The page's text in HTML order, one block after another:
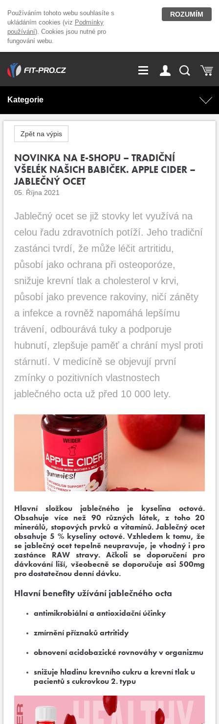
Používáním tohoto webu souhlasíte s
ukládáním cookies (viz Podmínky
používání). Cookies jsou nutné pro
fungování webu.
ROZUMÍM
GDPR
O nás
Magazín
Přihlášení
Kategorie
AKCE
Doplňky stravy Fitness vybavení
OUTLET OBLEČENÍ
Značky
Zpět na výpis
NOVINKA NA E-SHOPU – TRADIČNÍ
VŠELÉK NAŠICH BABIČEK. APPLE CIDER –
JABLEČNÝ OCET
05. Října 2021
Jablečný ocet se již stovky let využívá na
celou řadu zdravotních potíží. Jeho tradiční
zastánci tvrdí, že může léčit artritidu,
působí jako ochrana při osteoporóze,
snižuje krevní tlak a cholesterol v krvi,
působí jako prevence rakoviny, ničí záněty
a infekce a rovněž napomáhá lepšímu
trávení, odbourává tuky a podporuje
hubnutí, zlepšuje paměť a chrání mysl proti
stárnutí. V medicíně se objevují první
zmínky o pozitivních vlastnostech
jablečného octa už před 10 000 lety.
Hlavní složkou jablečného je kyselina octová.
Obsahuje více než 90 různých látek, z toho 20
minerálů, stopových prvků a vitamínů. Jablečný ocet
obsahuje 5 % kyseliny octové. Vzhledem k tomu, že
se jablečný ocet tepelně neupravuje, je vhodný i pro
zastánce RAW stravy. Ačkoli se doporučení pro
dávkování liší, všeobecně se doporučuje asi 500mg
pro dostatečnou denní dávku.
Hlavní benefity užívání jablečného octa
antimikrobiální a antioxidační účinky
zmírnění příznaků artritidy
obnovení acidobazické rovnováhy v organizmu
snižuje hladinu krevního cukru a krevní tlak u
pacientů s cukrovkou 2. typu